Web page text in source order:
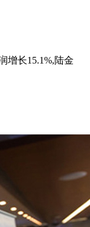
增长15.1%,陆金